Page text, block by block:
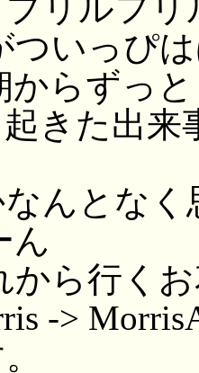
リルフリ
ついっぴ
からずっ
きた出来
んとなく
ん
から行く
->